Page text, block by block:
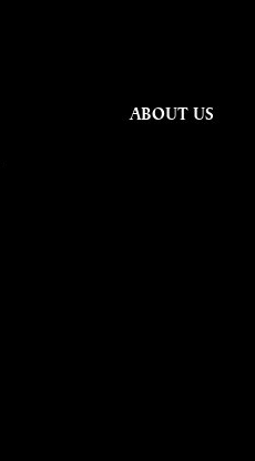
ABOUT US